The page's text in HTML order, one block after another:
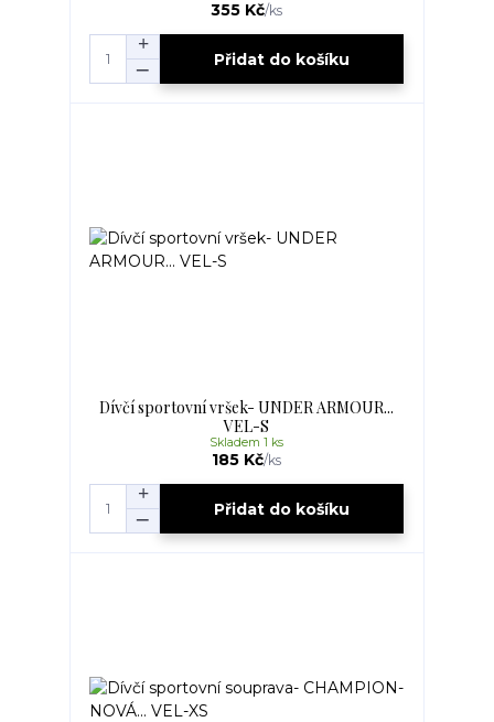
355 Kč/ks
Přidat do košíku
Dívčí sportovní vršek- UNDER ARMOUR...
VEL-S
185 Kč/ks
Skladem 1 ks
Přidat do košíku